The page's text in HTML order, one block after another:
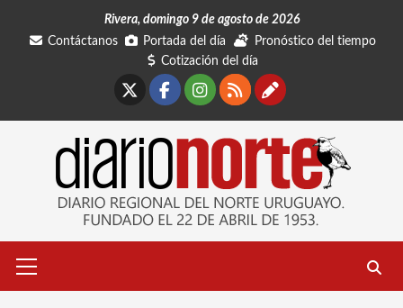
Rivera, domingo 9 de agosto de 2026
Contáctanos
Portada del día
Pronóstico del tiempo
Cotización del día
Facebook
Instagram
RSSContáctanos
primario